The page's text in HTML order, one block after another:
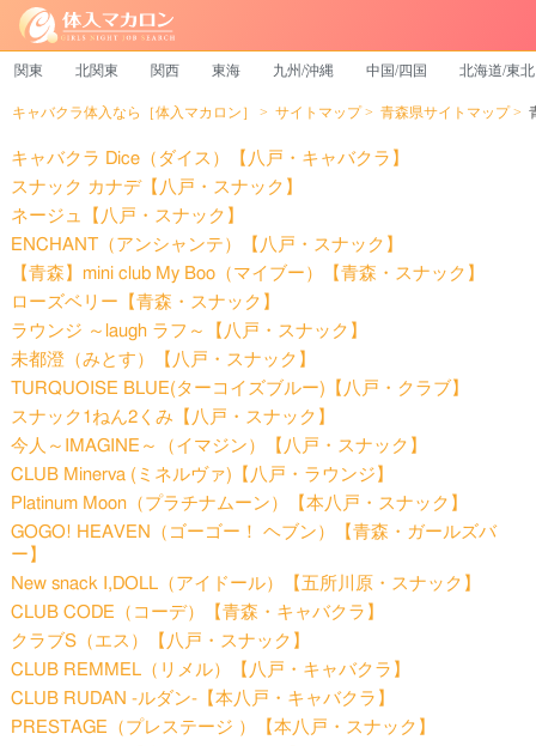
関東 北関東 関西 東海 九州/沖縄 中国/四国 北海道/東北
キャバクラ体入なら［体入マカロン］ サイトマップ 青森県サイトマップ
キャバクラ Dice（ダイス）【八戸・キャバクラ】
スナック カナデ【八戸・スナック】
ネージュ【八戸・スナック】
ENCHANT（アンシャンテ）【八戸・スナック】
【青森】mini club My Boo（マイブー）【青森・スナック】
ローズベリー【青森・スナック】
ラウンジ ～laugh ラフ～【八戸・スナック】
未都澄（みとす）【八戸・スナック】
TURQUOISE BLUE(ターコイズブルー)【八戸・クラブ】
スナック1ねん2くみ【八戸・スナック】
今人～IMAGINE～（イマジン）【八戸・スナック】
CLUB Minerva (ミネルヴァ)【八戸・ラウンジ】
Platinum Moon（プラチナムーン）【本八戸・スナック】
GOGO! HEAVEN（ゴーゴー！ ヘブン）【青森・ガールズバ
ー】
New snack I,DOLL（アイドール）【五所川原・スナック】
CLUB CODE（コーデ）【青森・キャバクラ】
クラブS（エス）【八戸・スナック】
CLUB REMMEL（リメル）【八戸・キャバクラ】
CLUB RUDAN -ルダン-【本八戸・キャバクラ】
PRESTAGE（プレステージ ）【本八戸・スナック】